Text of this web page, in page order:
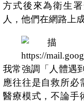
方式後來為衛生
人，他們在網路上
我常強調「人體遇
應往往是自救所必
醫療模式，不論手